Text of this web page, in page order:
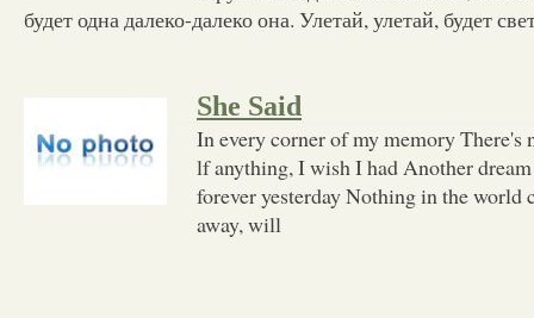
будет одна далеко-далеко она. Улетай, улетай, будет
She Said
In every corner of my memory There's
lf anything, I wish I had Another
forever yesterday Nothing in the world
away, will